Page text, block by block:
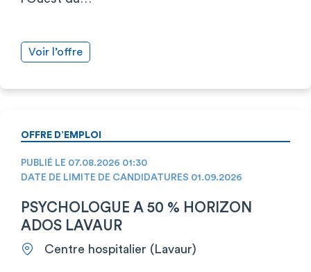
Voir l’offre
OFFRE D’EMPLOI
PUBLIÉ LE 07.08.2026 01:30
DATE DE LIMITE DE CANDIDATURES 01.09.2026
PSYCHOLOGUE A 50 % HORIZON
ADOS LAVAUR
Centre hospitalier (Lavaur)